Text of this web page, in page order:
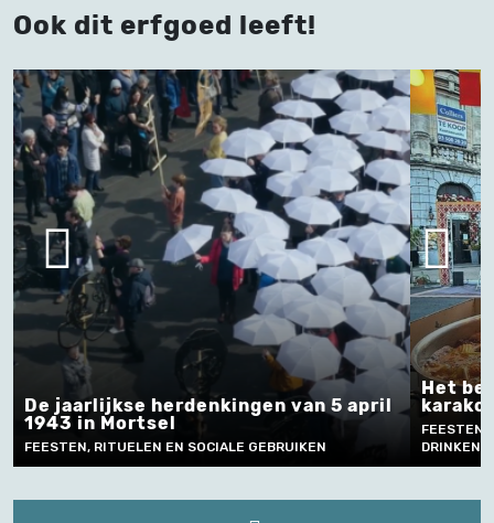
Ook dit erfgoed leeft!
van 5 april
Het bereiden en verkopen van
karakollen
FEESTEN, RITUELEN EN SOCIALE GEBRUIKEN,
DRINKEN, AMBACHT, VAKMANSCHAP EN TECHNIEK